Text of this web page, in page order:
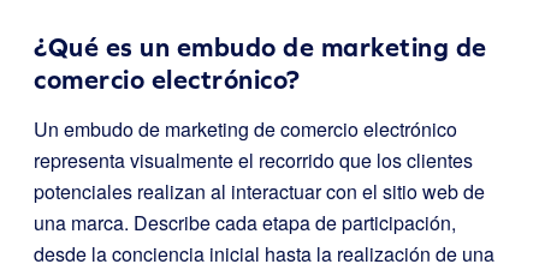
¿Qué es un embudo de marketing de
comercio electrónico?
Un embudo de marketing de comercio electrónico
representa visualmente el recorrido que los clientes
potenciales realizan al interactuar con el sitio web de
una marca. Describe cada etapa de participación,
desde la conciencia inicial hasta la realización de una